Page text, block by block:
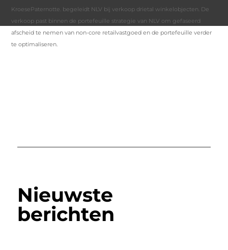
KroesePaternotte. begeleidt NLV bij verkoop drietal winkelobjecten. De
verkoop past binnen de portefeuille strategie van NLV om gefaseerd
afscheid te nemen van non-core retailvastgoed en de portefeuille verder
te optimaliseren.
Nieuwste
berichten